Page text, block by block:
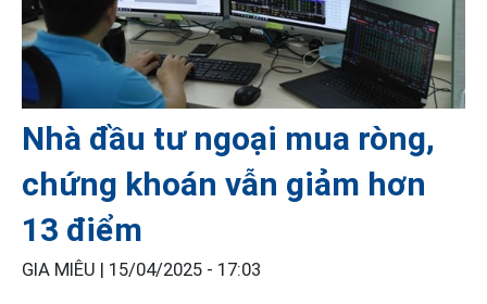
Nhà đầu tư ngoại mua ròng,
chứng khoán vẫn giảm hơn
13 điểm
GIA MIÊU | 15/04/2025 - 17:03